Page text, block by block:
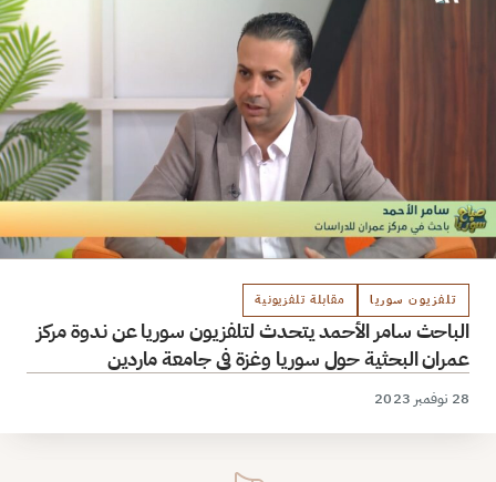
تلفزيون سوريا مقابلة تلفزيونية
الباحث سامر الأحمد يتحدث لتلفزيون سوريا عن ندوة مركز
عمران البحثية حول سوريا وغزة في جامعة ماردين
28 نوفمبر 2023